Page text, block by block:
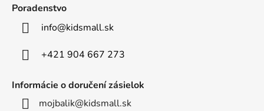
Poradenstvo
info@kidsmall.sk
+421 904 667 273
Informácie o doručení zásielok
mojbalik@kidsmall.sk